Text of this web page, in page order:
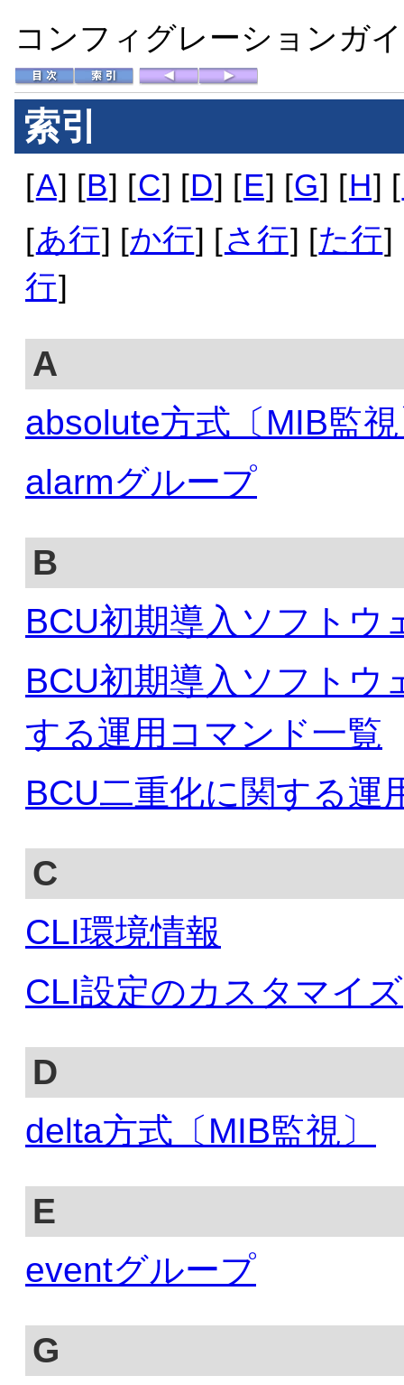
コンフィグレーションガ
索引
[A] [B] [C] [D] [E] [G] [H] [
[あ行] [か行] [さ行] [た行]
行]
A
absolute方式〔MIB監
alarmグループ
B
BCU初期導入ソフト
BCU初期導入ソフト
する運用コマンド一覧
BCU二重化に関する運
C
CLI環境情報
CLI設定のカスタマイズ
D
delta方式〔MIB監視〕
E
eventグループ
G